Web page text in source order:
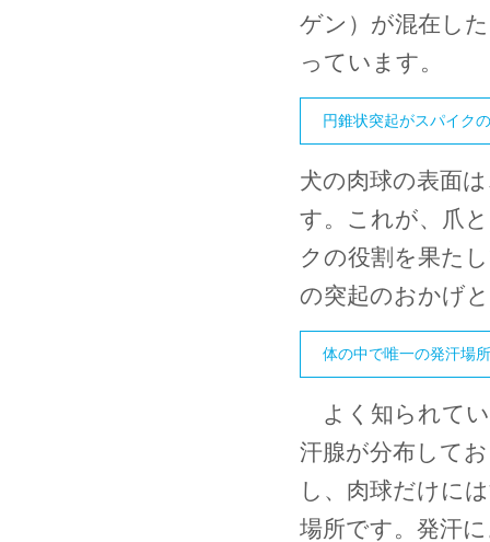
ゲン）が混在し
っています。
円錐状突起がスパイク
犬の肉球の表面
す。これが、爪
クの役割を果た
の突起のおかげ
体の中で唯一の発汗場所
よく知られてい
汗腺が分布して
し、肉球だけに
場所です。発汗